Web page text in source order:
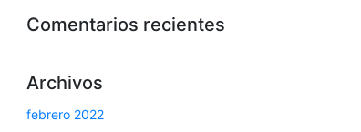
Comentarios recientes
Archivos
febrero 2022